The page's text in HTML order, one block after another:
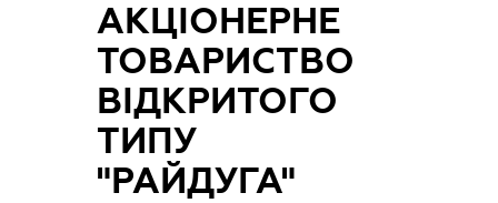
АКЦІОНЕРНЕ
ТОВАРИСТВО
ВІДКРИТОГО
ТИПУ
"РАЙДУГА"